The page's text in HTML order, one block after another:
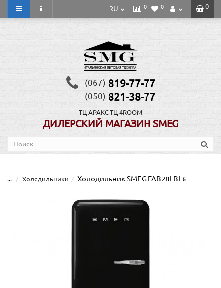
0
RU 0 0
(067) 819-77-77
(050) 821-38-77
ТЦ АРАКС ТЦ 4ROOM
ДИЛЕРСКИЙ МАГАЗИН SMEG
... Холодильники Холодильник SMEG FAB28LBL6